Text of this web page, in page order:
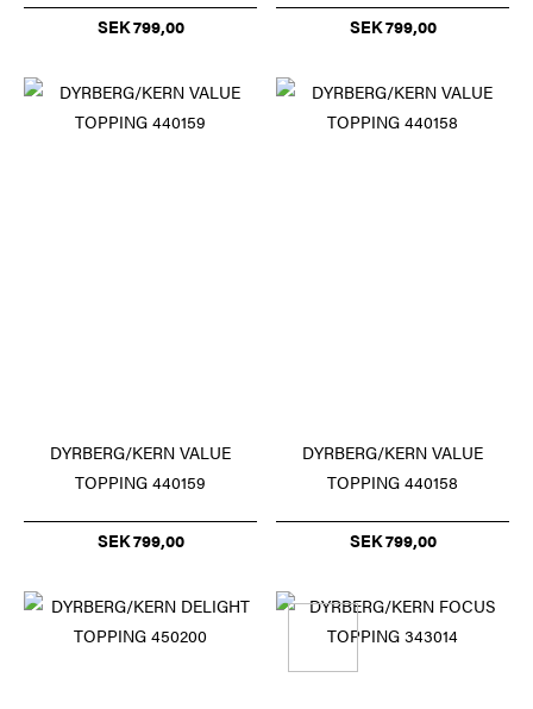
SEK 799,00 SEK 799,00
DYRBERG/KERN VALUE
TOPPING 440159
SEK 799,00
DYRBERG/KERN VALUE
TOPPING 440158
SEK 799,00